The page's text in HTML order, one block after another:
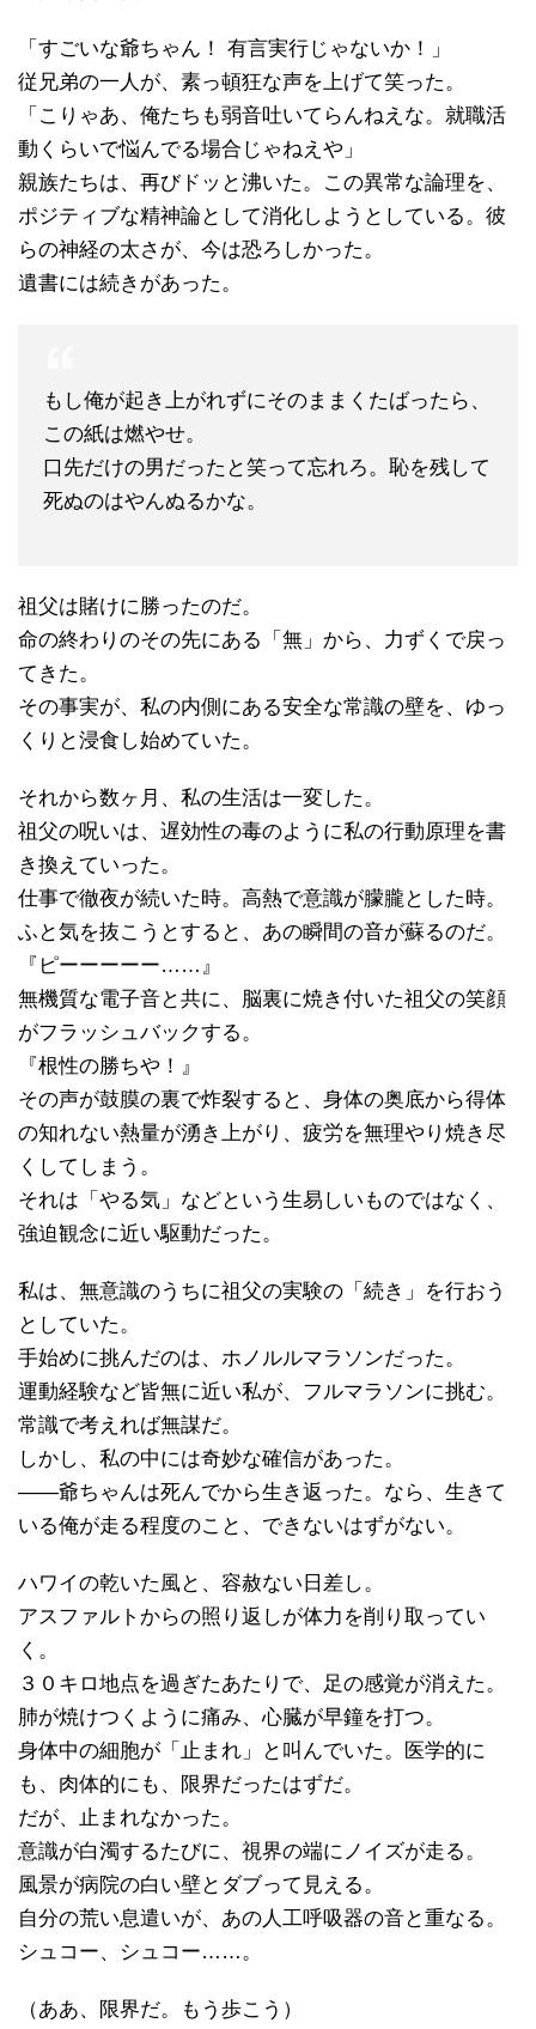
「すごいな爺ちゃん！ 有言実行じゃないか！」
従兄弟の一人が、素っ頓狂な声を上げて笑った。
「こりゃあ、俺たちも弱音吐いてらんねえな。就職活
動くらいで悩んでる場合じゃねえや」
親族たちは、再びドッと沸いた。この異常な論理を、
ポジティブな精神論として消化しようとしている。彼
らの神経の太さが、今は恐ろしかった。
遺書には続きがあった。
もし俺が起き上がれずにそのままくたばったら、
この紙は燃やせ。
口先だけの男だったと笑って忘れろ。恥を残して
死ぬのはやんぬるかな。
祖父は賭けに勝ったのだ。
命の終わりのその先にある「無」から、力ずくで戻っ
てきた。
その事実が、私の内側にある安全な常識の壁を、ゆっ
くりと浸食し始めていた。
それから数ヶ月、私の生活は一変した。
祖父の呪いは、遅効性の毒のように私の行動原理を書
き換えていった。
仕事で徹夜が続いた時。高熱で意識が朦朧とした時。
ふと気を抜こうとすると、あの瞬間の音が蘇るのだ。
『ピーーーーー……』
無機質な電子音と共に、脳裏に焼き付いた祖父の笑顔
がフラッシュバックする。
『根性の勝ちや！』
その声が鼓膜の裏で炸裂すると、身体の奥底から得体
の知れない熱量が湧き上がり、疲労を無理やり焼き尽
くしてしまう。
それは「やる気」などという生易しいものではなく、
強迫観念に近い駆動だった。
私は、無意識のうちに祖父の実験の「続き」を行おう
としていた。
手始めに挑んだのは、ホノルルマラソンだった。
運動経験など皆無に近い私が、フルマラソンに挑む。
常識で考えれば無謀だ。
しかし、私の中には奇妙な確信があった。
——爺ちゃんは死んでから生き返った。なら、生きて
いる俺が走る程度のこと、できないはずがない。
ハワイの乾いた風と、容赦ない日差し。
アスファルトからの照り返しが体力を削り取ってい
く。
３０キロ地点を過ぎたあたりで、足の感覚が消えた。
肺が焼けつくように痛み、心臓が早鐘を打つ。
身体中の細胞が「止まれ」と叫んでいた。医学的に
も、肉体的にも、限界だったはずだ。
だが、止まれなかった。
意識が白濁するたびに、視界の端にノイズが走る。
風景が病院の白い壁とダブって見える。
自分の荒い息遣いが、あの人工呼吸器の音と重なる。
シュコー、シュコー……。
（ああ、限界だ。もう歩こう）